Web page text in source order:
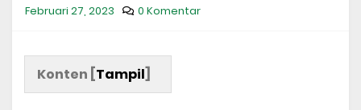
Februari 27, 2023 0 Komentar
Konten [Tampil]